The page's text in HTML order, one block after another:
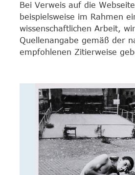
Bei Verweis auf die
beispielsweise im Rahmen
wissenschaftlichen Arbeit,
Quellenangabe gemäß der
empfohlenen Zitierweise